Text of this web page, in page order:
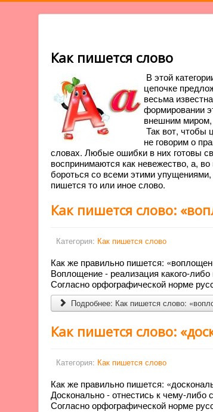
Как пишется слово
В этой
цепочке
весьма
формировании
внешним
Так вот, чтобы
не говорим о
словах. Любые ошибки в них готовы
воспринимаются как невежество, а,
бороться со всеми этими
пишется то или иное слово.
Как пишется слово:
Категория: Как пишется слово
Как же правильно пишется:
Воплощение - реализация какого-либо
Согласно орфографической норме
Подробнее: Как пишется слово:
Как пишется слово:
Категория: Как пишется слово
Как же правильно пишется:
Досконально - отнестись к чему-
Согласно орфографической норме